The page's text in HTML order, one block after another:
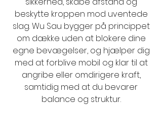
beskytte kroppen mod uventede
slag. Wu Sau bygger på princippet
om dække uden at blokere dine
egne bevægelser, og hjælper dig
med at forblive mobil og klar til at
angribe eller omdirigere kraft,
samtidig med at du bevarer
balance og struktur.